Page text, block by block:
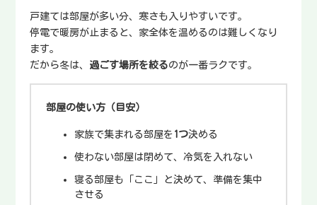
戸建ては部屋が多い分、寒さも入りやすいです。
停電で暖房が止まると、家全体を温めるのは難しくなり
ます。
だから冬は、 過ごす場所を絞るのが一番ラクです。
部屋の使い方（目安）
家族で集まれる部屋を 1つ決める
使わない部屋は閉めて、冷気を入れない
寝る部屋も「ここ」と決めて、準備を集中
させる